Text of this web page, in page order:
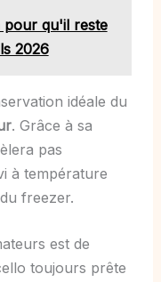
pour qu'il reste
2026
idéale du
. Grâce à sa
pas
à température
freezer.
est de
toujours prête